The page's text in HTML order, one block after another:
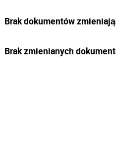
Brak dokumentów
Brak zmienianych